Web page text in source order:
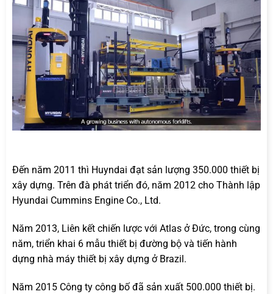
Đến năm 2011 thì Huyndai đạt sản lượng 350.000 thiết bị
xây dựng. Trên đà phát triển đó, năm 2012 cho Thành lập
Hyundai Cummins Engine Co., Ltd.
Năm 2013, Liên kết chiến lược với Atlas ở Đức, trong cùng
năm, triển khai 6 mẫu thiết bị đường bộ và tiến hành
dựng nhà máy thiết bị xây dựng ở Brazil.
Năm 2015 Công ty công bố đã sản xuất 500.000 thiết bị.